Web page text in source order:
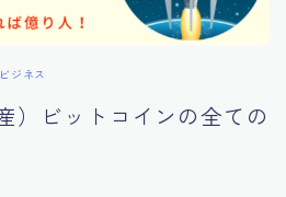
ビジネス
）ビットコインの全ての